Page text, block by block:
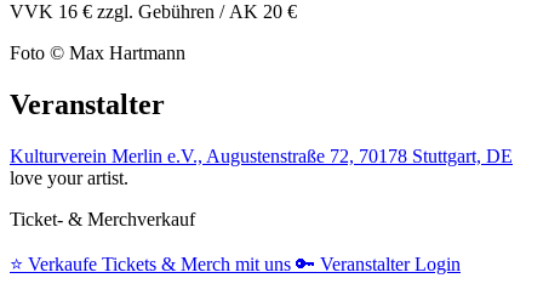
VVK 16 € zzgl. Gebühren / AK 20 €
Foto © Max Hartmann
Veranstalter
Kulturverein Merlin e.V., Augustenstraße 72, 70178 Stuttgart, DE
love your artist.
Ticket- & Merchverkauf
⭐️ Verkaufe Tickets & Merch mit uns 🔑 Veranstalter Login